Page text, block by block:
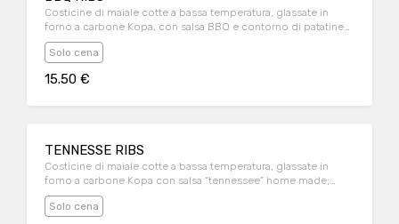
Costicine di maiale cotte a bassa temperatura, glassate in
forno a carbone Kopa, con salsa BBQ e contorno di patatine
fritte
Solo cena
15.50 €
TENNESSE RIBS
Costicine di maiale cotte a bassa temperatura, glassate in
forno a carbone Kopa con salsa “tennessee” home made;
servite con contorno di patatine fritte
Solo cena